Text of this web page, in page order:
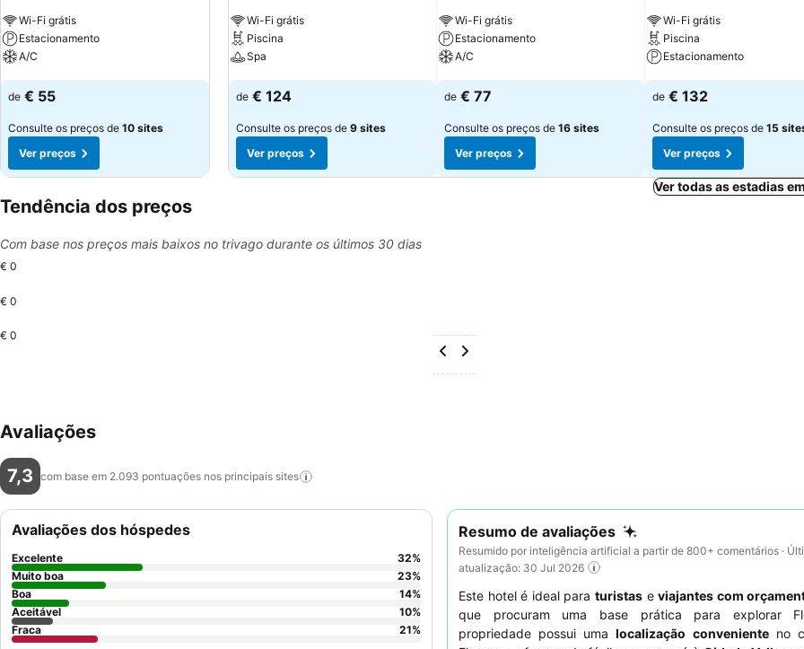
Wi-Fi grátis
Estacionamento
A/C
Ver preços
de € 55
Consulte os preços de 10 sites
Ver preços
Wi-Fi grátis
Piscina
Spa
Ver preços
de € 124
Consulte os preços de 9 sites
Ver preços
Wi-Fi grátis
Estacionamento
A/C
Ver preços
de € 77
Consulte os preços de 16 sites
Ver preços
Wi-Fi grátis
Piscina
Estacionamento
Ver preços
de € 132
Consulte os preços de 15
Ver preços
Ver todas as estadias
Tendência dos preços
Com base nos preços mais baixos no trivago durante os últimos 30 dias
€ 0
€ 0
€ 0
Avaliações
7,3 com base em 2.093 pontuações nos principais sites
Resumo de avaliações
Resumido por inteligência artificial a partir de 800+ comentários ·
atualização: 30 Jul 2026
Este hotel é ideal para turistas eviajantes com
que procuram uma base prática para explorar
propriedade possui umalocalização convenienteno
Avaliações dos hóspedes
Excelente 32%
Muito boa
23%
Boa
14%
Aceitável
10%
Fraca
21%